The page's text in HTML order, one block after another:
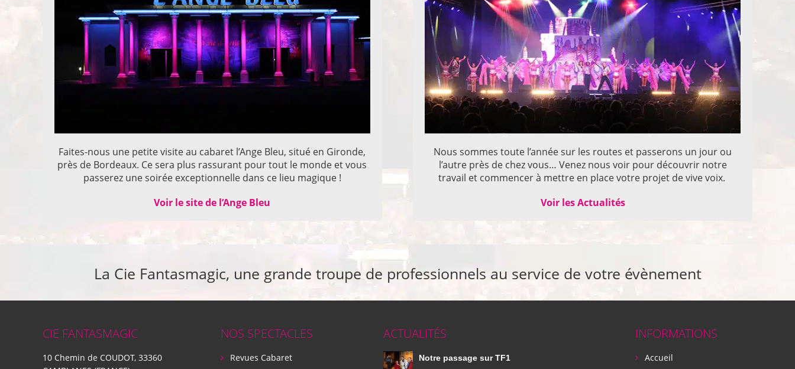
Faites-nous une petite visite au cabaret l’Ange Bleu, situé en Gironde,
près de Bordeaux. Ce sera plus rassurant pour tout le monde et vous
passerez une soirée exceptionnelle dans ce lieu magique !
Voir le site de l’Ange Bleu
Nous sommes toute l’année sur les routes et passerons un jour ou
l’autre près de chez vous… Venez nous voir pour découvrir notre
travail et commencer à mettre en place votre projet de vive voix.
Voir les Actualités
La Cie Fantasmagic, une grande troupe de professionnels au service de votre évènement
CIE FANTASMAGIC
10 Chemin de COUDOT, 33360
NOS SPECTACLES
Revues Cabaret
ACTUALITÉS
Notre passage sur TF1
INFORMATIONS
Accueil